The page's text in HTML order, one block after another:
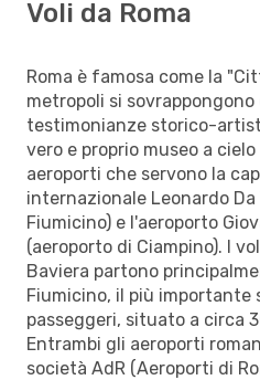
Voli da Roma
Roma è famosa come la
metropoli si
testimonianze storico-
vero e proprio museo a
aeroporti che servono la
internazionale Leonardo
Fiumicino) e l'aeroporto
(aeroporto di Ciampino). I
Baviera partono
Fiumicino, il più importante
passeggeri, situato a circa
Entrambi gli aeroporti
società AdR (Aeroporti di